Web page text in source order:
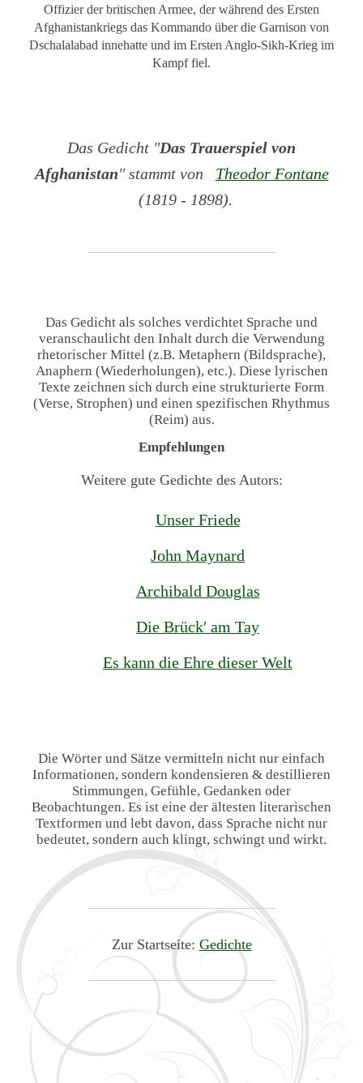
Offizier der britischen Armee, der während des Ersten
Afghanistankriegs das Kommando über die Garnison von
Dschalalabad innehatte und im Ersten Anglo-Sikh-Krieg im
Kampf fiel.
Das Gedicht "Das Trauerspiel von
Afghanistan" stammt von
Theodor Fontane
(1819 - 1898).
Das Gedicht als solches verdichtet Sprache und
veranschaulicht den Inhalt durch die Verwendung
rhetorischer Mittel (z.B. Metaphern (Bildsprache),
Anaphern (Wiederholungen), etc.). Diese lyrischen
Texte zeichnen sich durch eine strukturierte Form
(Verse, Strophen) und einen spezifischen Rhythmus
(Reim) aus.
Empfehlungen
Weitere gute Gedichte des Autors:
Unser Friede
John Maynard
Archibald Douglas
Die Brück′ am Tay
Es kann die Ehre dieser Welt
Die Wörter und Sätze vermitteln nicht nur einfach
Informationen, sondern kondensieren & destillieren
Stimmungen, Gefühle, Gedanken oder
Beobachtungen. Es ist eine der ältesten literarischen
Textformen und lebt davon, dass Sprache nicht nur
bedeutet, sondern auch klingt, schwingt und wirkt.
Zur Startseite: Gedichte